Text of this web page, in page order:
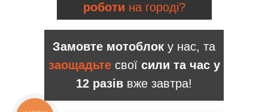
Замовте мотоблок у нас, та
заощадьтесвої сили та час у
12 разів вже завтра!
роботи на городі?